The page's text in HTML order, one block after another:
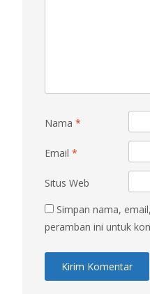
Nama *
Email *
Situs Web
Simpan nama,
peramban ini untuk